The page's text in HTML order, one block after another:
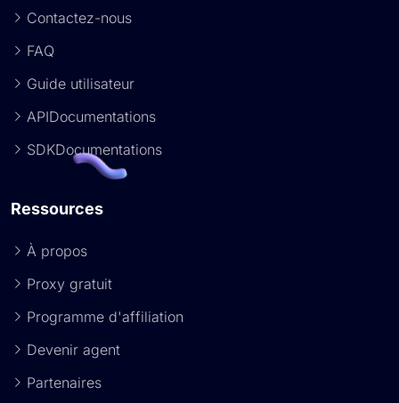
Contactez-nous
FAQ
Guide utilisateur
APIDocumentations
SDKDocumentations
Ressources
À propos
Proxy gratuit
Programme d'affiliation
Devenir agent
Partenaires